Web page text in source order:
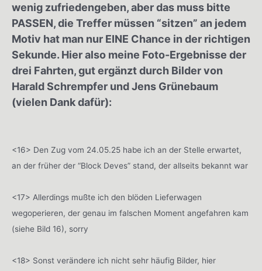
wenig zufriedengeben, aber das muss bitte
PASSEN, die Treffer müssen “sitzen” an jedem
Motiv hat man nur EINE Chance in der richtigen
Sekunde. Hier also meine Foto-Ergebnisse der
drei Fahrten, gut ergänzt durch Bilder von
Harald Schrempfer und Jens Grünebaum
(vielen Dank dafür):
<16> Den Zug vom 24.05.25 habe ich an der Stelle erwartet,
an der früher der “Block Deves” stand, der allseits bekannt war
<17> Allerdings mußte ich den blöden Lieferwagen
wegoperieren, der genau im falschen Moment angefahren kam
(siehe Bild 16), sorry
<18> Sonst verändere ich nicht sehr häufig Bilder, hier